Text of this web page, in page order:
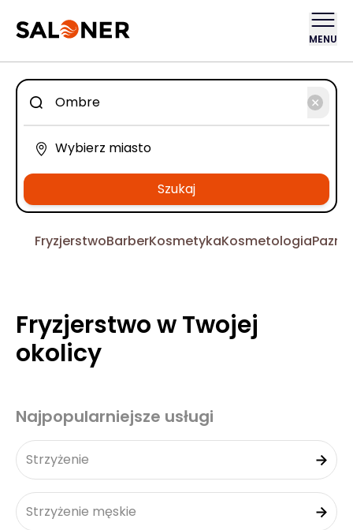
MENU
Szukaj
FryzjerstwoBarberKosmetykaKosmetologia
Fryzjerstwo w Twojej
okolicy
Najpopularniejsze usługi
Strzyżenie
Strzyżenie męskie